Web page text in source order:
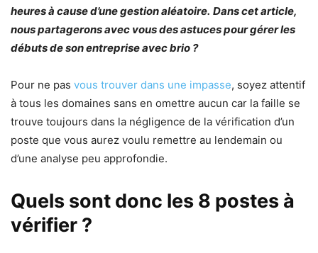
heures à cause d’une gestion aléatoire. Dans cet article,
nous partagerons avec vous des astuces pour gérer les
débuts de son entreprise avec brio ?
Pour ne pas vous trouver dans une impasse, soyez attentif
à tous les domaines sans en omettre aucun car la faille se
trouve toujours dans la négligence de la vérification d’un
poste que vous aurez voulu remettre au lendemain ou
d’une analyse peu approfondie.
Quels sont donc les 8 postes à
vérifier ?